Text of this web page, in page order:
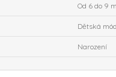
Od 6 do 9
Dětská
Narození